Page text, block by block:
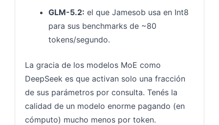
GLM-5.2: el que Jamesob usa en Int8
para sus benchmarks de ~80
tokens/segundo.
La gracia de los modelos MoE como
DeepSeek es que activan solo una fracción
de sus parámetros por consulta. Tenés la
calidad de un modelo enorme pagando (en
cómputo) mucho menos por token.